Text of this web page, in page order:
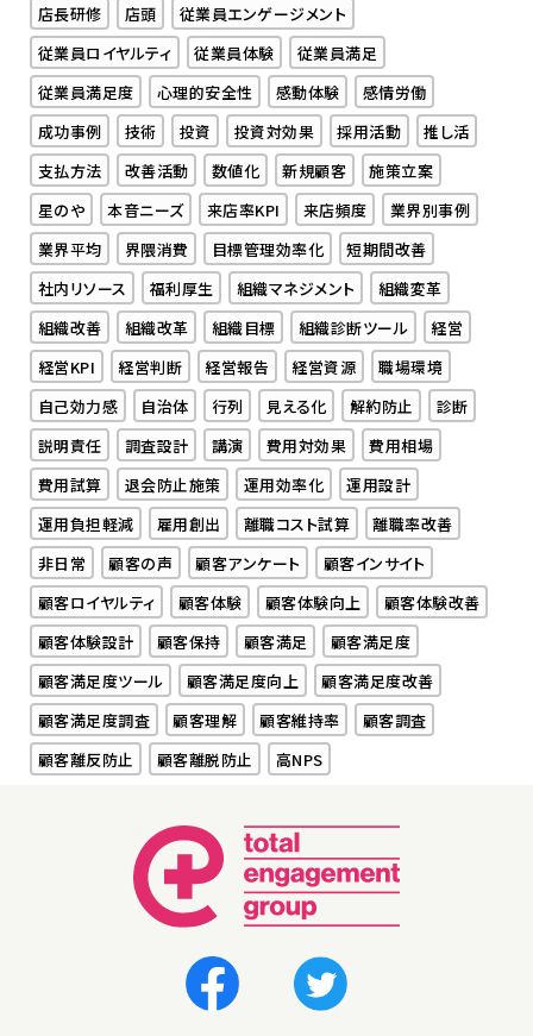
店長研修
店頭
従業員エンゲージメント
従業員ロイヤルティ
従業員体験
従業員満足
従業員満足度
心理的安全性 感動体験
感情労働
成功事例
技術 投資 投資対効果 採用活動
推し活
支払方法
改善活動 数値化 新規顧客
施策立案
星のや
本音ニーズ 来店率KPI 来店頻度
業界別事例
業界平均
界隈消費 目標管理効率化
短期間改善
社内リソース
福利厚生 組織マネジメント
組織変革
組織改善
組織改革 組織目標 組織診断ツール
経営
経営KPI
経営判断 経営報告 経営資源
職場環境
自己効力感
自治体 行列 見える化 解約防止
診断
説明責任
調査設計 講演 費用対効果
費用相場
費用試算
退会防止施策 運用効率化
運用設計
運用負担軽減
雇用創出 離職コスト試算
離職率改善
非日常
顧客の声 顧客アンケート
顧客インサイト
顧客ロイヤルティ
顧客体験 顧客体験向上
顧客体験改善
顧客体験設計
顧客保持 顧客満足
顧客満足度
顧客満足度ツール
顧客満足度向上
顧客満足度改善
顧客満足度調査
顧客理解 顧客維持率
顧客調査
顧客離反防止
顧客離脱防止 高NPS